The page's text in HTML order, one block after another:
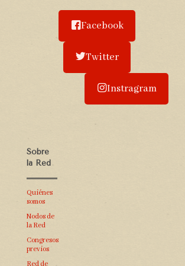
Facebook
Twitter
Instragram
Sobre
la Red
Quiénes
somos
Nodos de
la Red
Congresos
previos
Red de